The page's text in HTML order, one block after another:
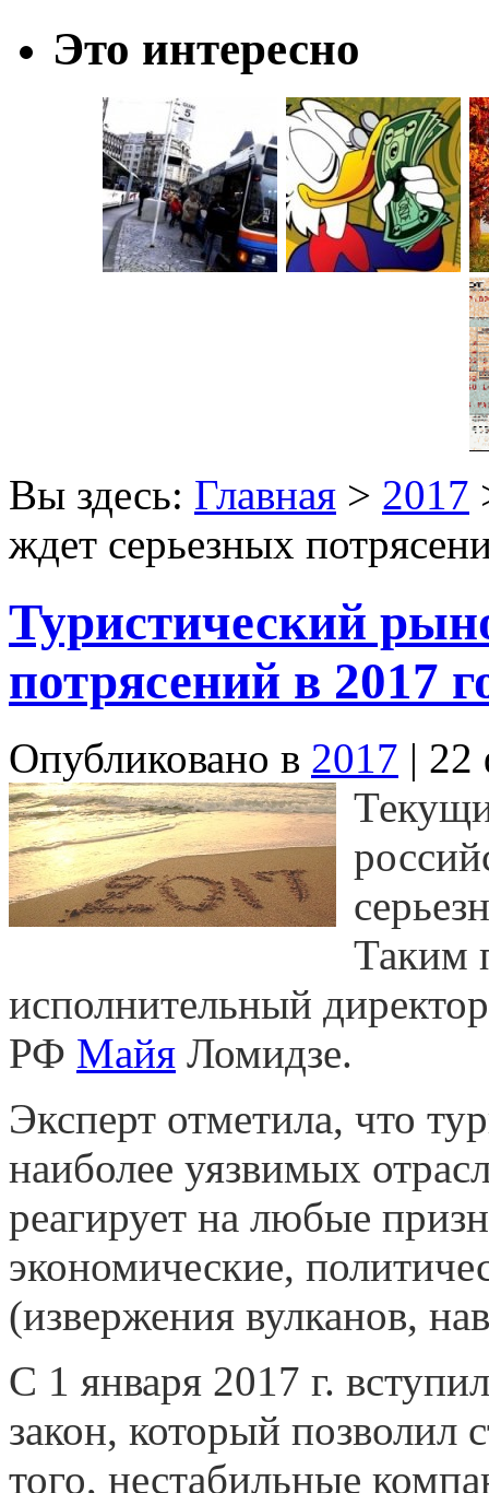
Это интересно
Вы здесь: Главная > 2017
ждет серьезных
Туристический
потрясений в 2017
Опубликовано в 2017 | 22
Таким
исполнительный
РФ Майя Ломидзе.
Эксперт отметила, что
наиболее уязвимых
реагирует на любые
экономические,
(извержения вулканов,
С 1 января 2017 г.
закон, который позволил
того, нестабильные